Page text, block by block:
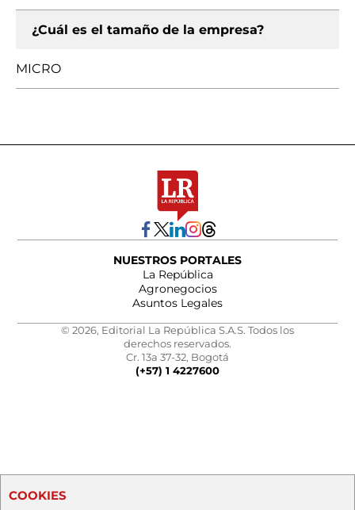
¿Cuál es el tamaño de la empresa?
MICRO
NUESTROS PORTALES
La República
Agronegocios
Asuntos Legales
© 2026, Editorial La República S.A.S. Todos los
derechos reservados.
Cr. 13a 37-32, Bogotá
(+57) 1 4227600
COOKIES